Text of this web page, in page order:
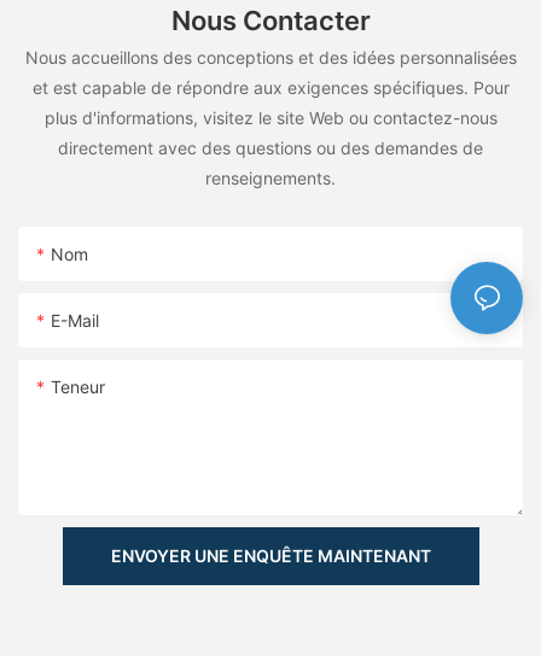
Nous Contacter
Nous accueillons des conceptions et des idées personnalisées
et est capable de répondre aux exigences spécifiques. Pour
plus d'informations, visitez le site Web ou contactez-nous
directement avec des questions ou des demandes de
renseignements.
Nom
E-Mail
Teneur
ENVOYER UNE ENQUÊTE MAINTENANT